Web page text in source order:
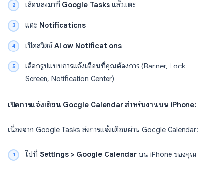
เลื่อนลงมาที่ Google Tasks แล้วแตะ
แตะ Notifications
เปิดสวิตช์Allow Notifications
เลือกรูปแบบการแจ้งเตือนที่คุณต้องการ (Banner, Lock
Screen, Notification Center)
เปิดการแจ้งเตือน Google Calendar สำหรับงานบน iPhone:
เนื่องจาก Google Tasks ส่งการแจ้งเตือนผ่าน Google Calendar:
ไปที่ Settings > Google Calendar บน iPhone ของคุณ